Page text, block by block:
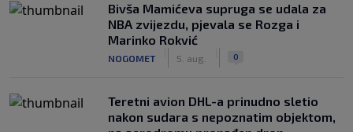
Bivša Mamićeva supruga se udala za
NBA zvijezdu, pjevala se Rozga i
Marinko Rokvić
NOGOMET 5. aug. 0
Teretni avion DHL-a prinudno sletio
nakon sudara s nepoznatim objektom,